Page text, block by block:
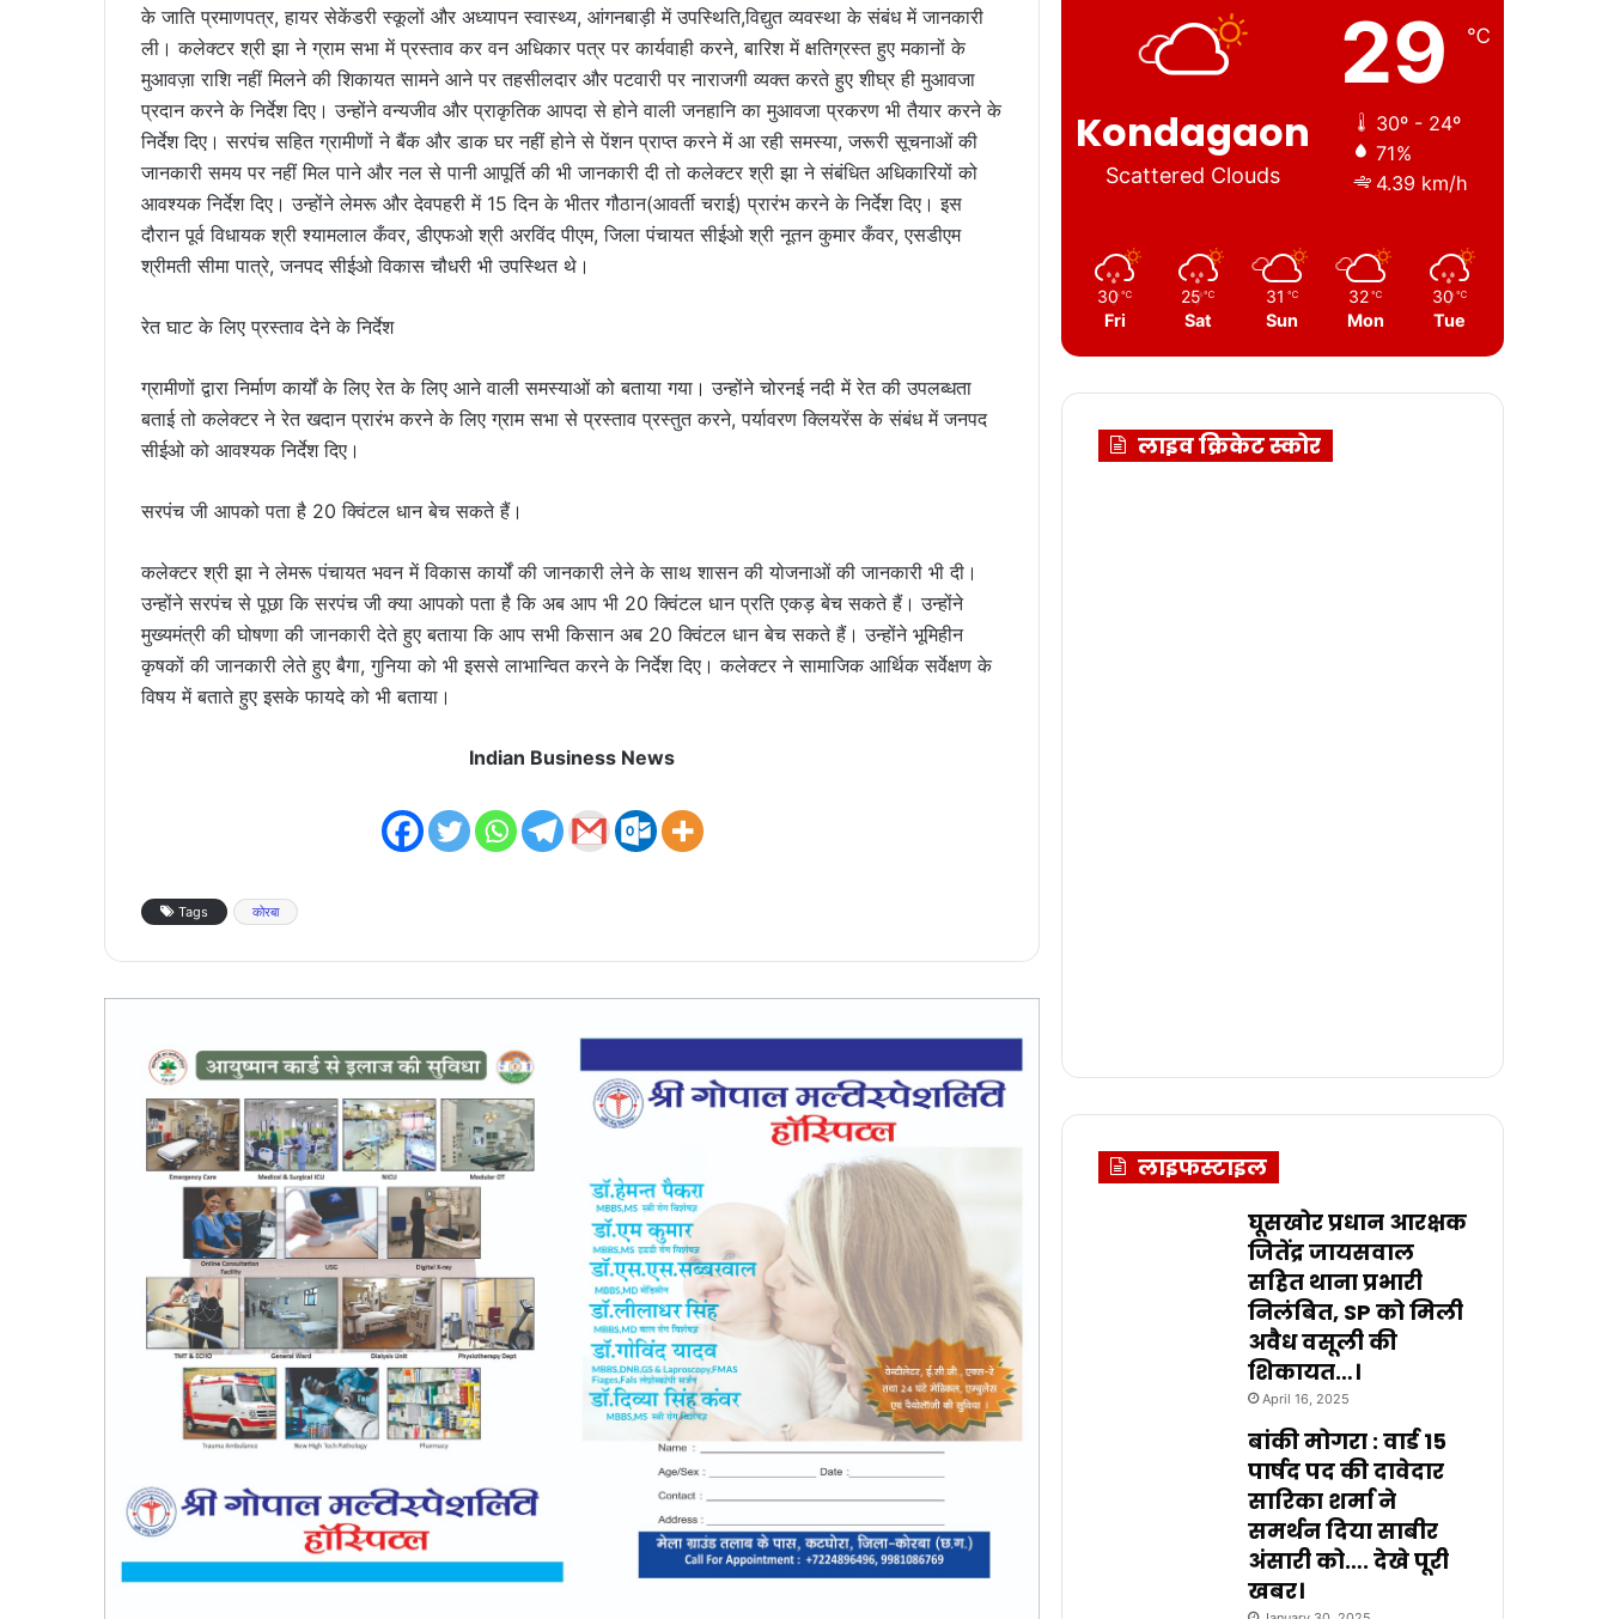
के जाति प्रमाणपत्र, हायर सेकेंडरी स्कूलों और अध्यापन स्वास्थ्य, आंगनबाड़ी में उपस्थिति,विद्युत व्यवस्था के संबंध में जानकारी
ली। कलेक्टर श्री झा ने ग्राम सभा में प्रस्ताव कर वन अधिकार पत्र पर कार्यवाही करने, बारिश में क्षतिग्रस्त हुए मकानों के
मुआवज़ा राशि नहीं मिलने की शिकायत सामने आने पर तहसीलदार और पटवारी पर नाराजगी व्यक्त करते हुए शीघ्र ही मुआवजा
प्रदान करने के निर्देश दिए। उन्होंने वन्यजीव और प्राकृतिक आपदा से होने वाली जनहानि का मुआवजा प्रकरण भी तैयार करने के
निर्देश दिए। सरपंच सहित ग्रामीणों ने बैंक और डाक घर नहीं होने से पेंशन प्राप्त करने में आ रही समस्या, जरूरी सूचनाओं की
जानकारी समय पर नहीं मिल पाने और नल से पानी आपूर्ति की भी जानकारी दी तो कलेक्टर श्री झा ने संबंधित अधिकारियों को
आवश्यक निर्देश दिए। उन्होंने लेमरू और देवपहरी में 15 दिन के भीतर गौठान(आवर्ती चराई) प्रारंभ करने के निर्देश दिए। इस
दौरान पूर्व विधायक श्री श्यामलाल कँवर, डीएफओ श्री अरविंद पीएम, जिला पंचायत सीईओ श्री नूतन कुमार कँवर, एसडीएम
श्रीमती सीमा पात्रे, जनपद सीईओ विकास चौधरी भी उपस्थित थे।
रेत घाट के लिए प्रस्ताव देने के निर्देश
ग्रामीणों द्वारा निर्माण कार्यों के लिए रेत के लिए आने वाली समस्याओं को बताया गया। उन्होंने चोरनई नदी में रेत की उपलब्धता
बताई तो कलेक्टर ने रेत खदान प्रारंभ करने के लिए ग्राम सभा से प्रस्ताव प्रस्तुत करने, पर्यावरण क्लियरेंस के संबंध में जनपद
सीईओ को आवश्यक निर्देश दिए।
सरपंच जी आपको पता है 20 क्विंटल धान बेच सकते हैं।
कलेक्टर श्री झा ने लेमरू पंचायत भवन में विकास कार्यों की जानकारी लेने के साथ शासन की योजनाओं की जानकारी भी दी।
उन्होंने सरपंच से पूछा कि सरपंच जी क्या आपको पता है कि अब आप भी 20 क्विंटल धान प्रति एकड़ बेच सकते हैं। उन्होंने
मुख्यमंत्री की घोषणा की जानकारी देते हुए बताया कि आप सभी किसान अब 20 क्विंटल धान बेच सकते हैं। उन्होंने भूमिहीन
कृषकों की जानकारी लेते हुए बैगा, गुनिया को भी इससे लाभान्वित करने के निर्देश दिए। कलेक्टर ने सामाजिक आर्थिक सर्वेक्षण के
विषय में बताते हुए इसके फायदे को भी बताया।
Indian Business News
Tags कोरबा
Kondagaon
Scattered Clouds
29 ℃
30º - 24º
71%
4.39 km/h
30 ℃
Fri
25 ℃
Sat
31 ℃
Sun
32 ℃
Mon
30 ℃
Tue
लाइव क्रिकेट स्कोर
लाइफस्टाइल
घूसखोर प्रधान आरक्षक
जितेंद्र जायसवाल
सहित थाना प्रभारी
निलंबित, SP को मिली
अवैध वसूली की
शिकायत…।
April 16, 2025
बांकी मोगरा : वार्ड 15
पार्षद पद की दावेदार
सारिका शर्मा ने
समर्थन दिया साबीर
अंसारी को…. देखे पूरी
खबर।